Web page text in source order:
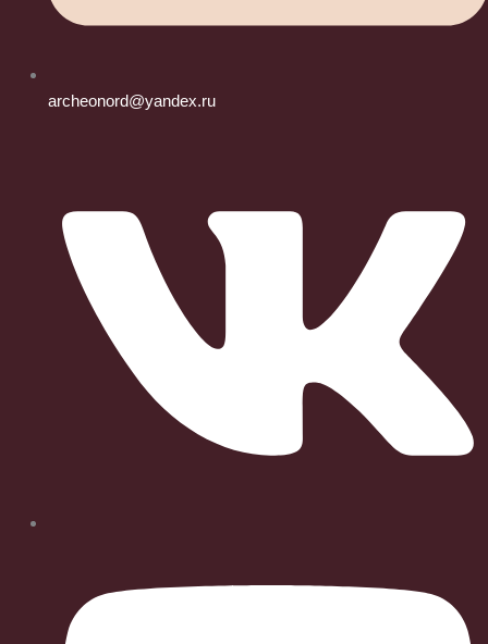
archeonord@yandex.ru